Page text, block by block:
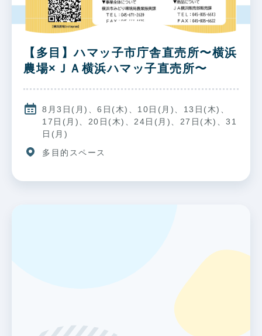
【多目】ハマッ子市庁舎直売所〜横浜
農場×ＪＡ横浜ハマッ子直売所〜
8月3日(月)、6日(木)、10日(月)、13日(木)、
17日(月)、20日(木)、24日(月)、27日(木)、31
日(月)
多目的スペース